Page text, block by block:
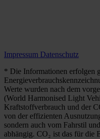
Impressum Datenschutz
* Die Informationen erfolgen
Werte wurden nach dem
(World Harmonised Light
Kraftstoffverbrauch und der
von der effizienten
sondern auch vom Fahrstil
abhängig. CO₂ ist das für die